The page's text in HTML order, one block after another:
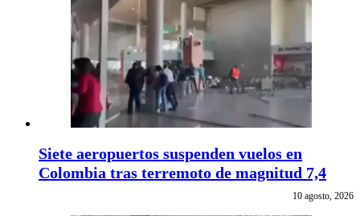
Siete aeropuertos suspenden vuelos en
Colombia tras terremoto de magnitud 7,4
10 agosto, 2026